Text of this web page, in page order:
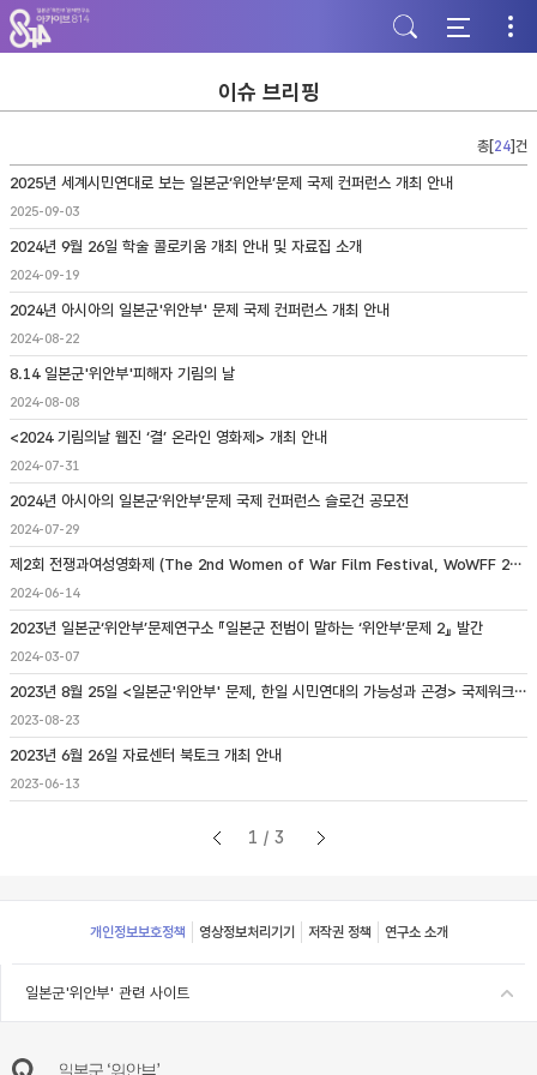
주
메
뉴
가
본
문
바
기
하
단
바
기
이슈 브리핑
총[24]건
2025년 세계시민연대로 보는 일본군‘위안부’문제 국제 컨퍼런스 개최 안내
2025-09-03
2024년 9월 26일 학술 콜로키움 개최 안내 및 자료집 소개
2024-09-19
2024년 아시아의 일본군'위안부' 문제 국제 컨퍼런스 개최 안내
2024-08-22
8.14 일본군'위안부'피해자 기림의 날
2024-08-08
<2024 기림의날 웹진 ‘결’ 온라인 영화제> 개최 안내
2024-07-31
2024년 아시아의 일본군‘위안부’문제 국제 컨퍼런스 슬로건 공모전
2024-07-29
제2회 전쟁과여성영화제 (The 2nd Women of War Film Festival, WoWFF 2024) 개최 안내
2024-06-14
2023년 일본군‘위안부’문제연구소 『일본군 전범이 말하는 ‘위안부’문제 2』 발간
2024-03-07
2023년 8월 25일 <일본군'위안부' 문제, 한일 시민연대의 가능성과 곤경> 국제워크숍 개최
2023-08-23
2023년 6월 26일 자료센터 북토크 개최 안내
2023-06-13
1/3
Footer
개인정보보호정책 영상정보처리기기 저작권 정책 연구소 소개
일본군'위안부' 관련 사이트